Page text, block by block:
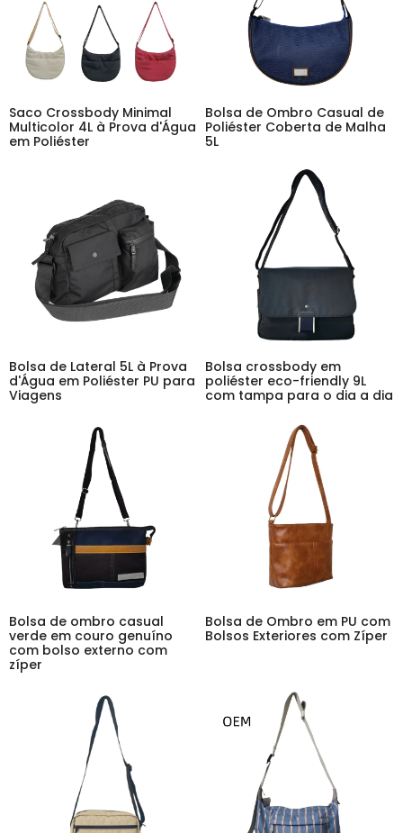
Saco Crossbody Minimal
Multicolor 4L à Prova d'Água
em Poliéster
Bolsa de Ombro Casual de
Poliéster Coberta de Malha
5L
Bolsa de Lateral 5L à Prova
d'Água em Poliéster PU para
Viagens
Bolsa crossbody em
poliéster eco-friendly 9L
com tampa para o dia a dia
Bolsa de ombro casual
verde em couro genuíno
com bolso externo com
zíper
Bolsa de Ombro em PU com
Bolsos Exteriores com Zíper